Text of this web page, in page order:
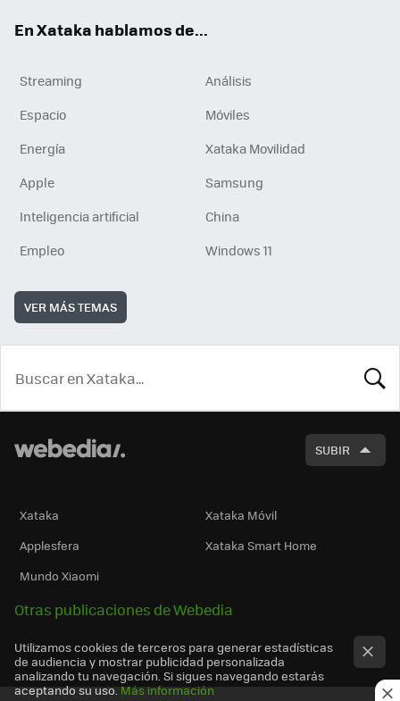
En Xataka hablamos de...
Streaming
Análisis
Espacio
Móviles
Energía
Xataka Movilidad
Apple
Samsung
Inteligencia artificial
China
Empleo
Windows 11
VER MÁS TEMAS
SUBIR
Xataka
Xataka Móvil
Applesfera
Xataka Smart Home
Mundo Xiaomi
Otras publicaciones de Webedia
Utilizamos cookies de terceros para generar estadísticas
de audiencia y mostrar publicidad personalizada
analizando tu navegación. Si sigues navegando estarás
aceptando su uso. Más información